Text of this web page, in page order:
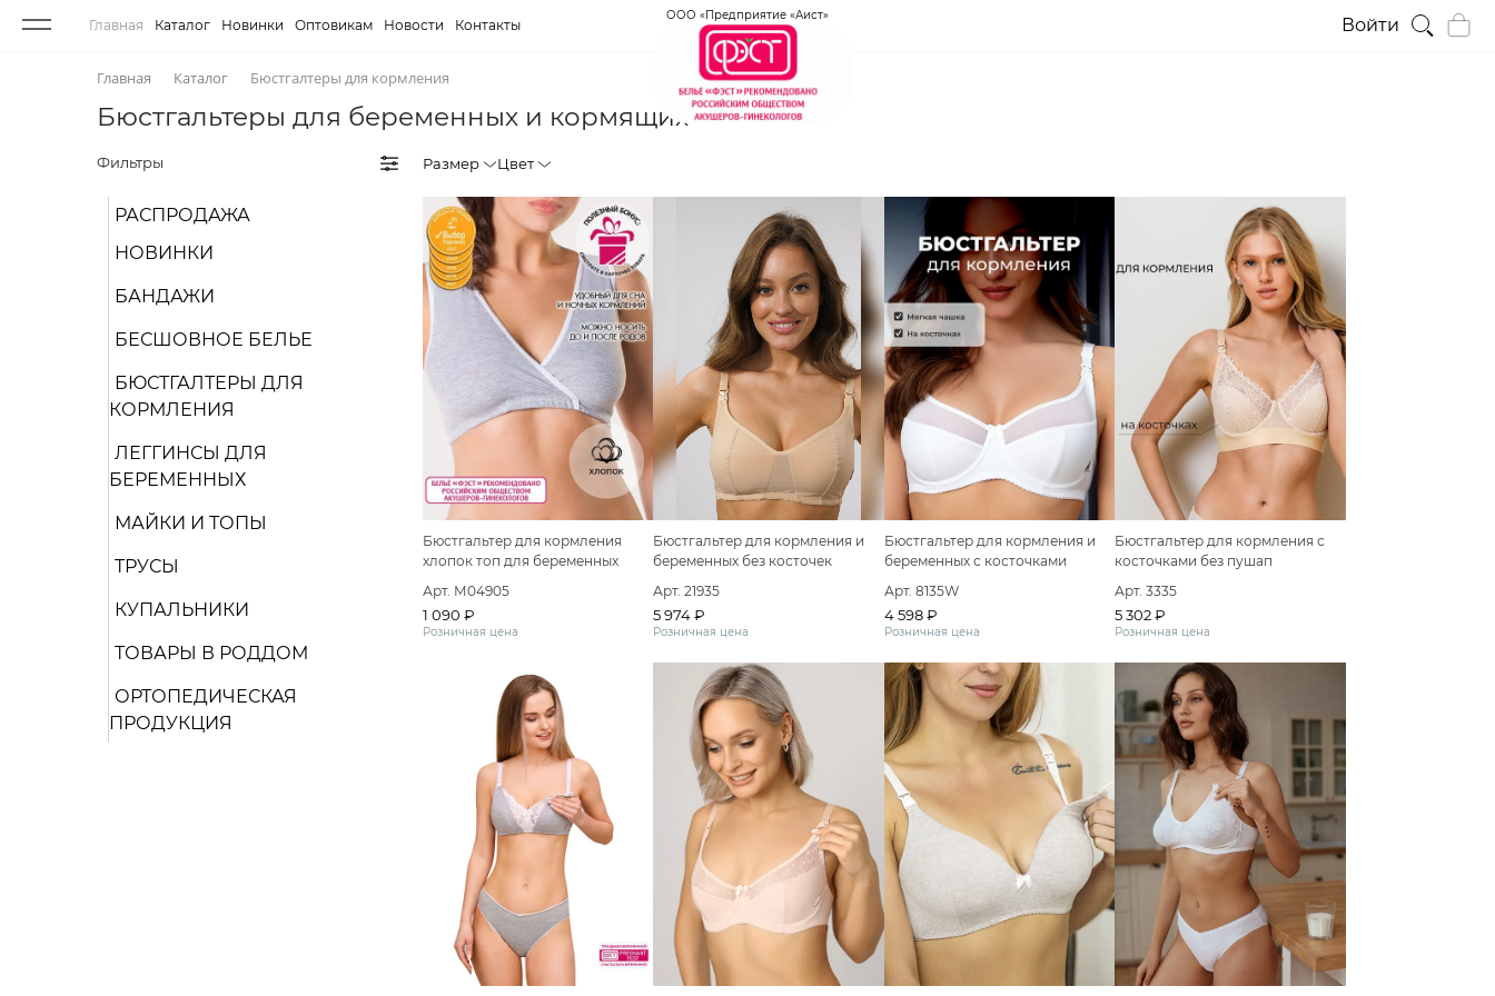
Главная Каталог Новинки Оптовикам Новости Контакты
ООО «Предприятие «Аист» Войти
Главная Каталог Бюстгалтеры для кормления
Бюстгальтеры для беременных и кормящих
Фильтры Размер Цвет
РАСПРОДАЖА
НОВИНКИ
БАНДАЖИ
БЕСШОВНОЕ БЕЛЬЕ
БЮСТГАЛТЕРЫ ДЛЯ
КОРМЛЕНИЯ
ЛЕГГИНСЫ ДЛЯ
БЕРЕМЕННЫХ
МАЙКИ И ТОПЫ
ТРУСЫ
КУПАЛЬНИКИ
ТОВАРЫ В РОДДОМ
ОРТОПЕДИЧЕСКАЯ
ПРОДУКЦИЯ
Бюстгальтер для кормления
хлопок топ для беременных
Арт. М04905
1 090 ₽
Розничная цена
Бюстгальтер для кормления и
беременных без косточек
Арт. 21935
5 974 ₽
Розничная цена
Бюстгальтер для кормления и
беременных с косточками
Арт. 8135W
4 598 ₽
Розничная цена
Бюстгальтер для кормления с
косточками без пушап
Арт. 3335
5 302 ₽
Розничная цена